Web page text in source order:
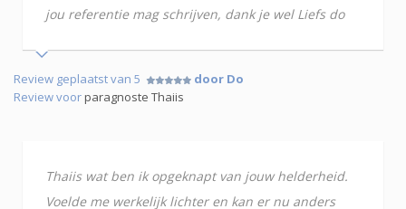
jou referentie mag schrijven, dank je wel Liefs do
Review geplaatst van 5
door Do
Review voorparagnoste Thaiis
Thaiis wat ben ik opgeknapt van jouw helderheid.
Voelde me werkelijk lichter en kan er nu anders